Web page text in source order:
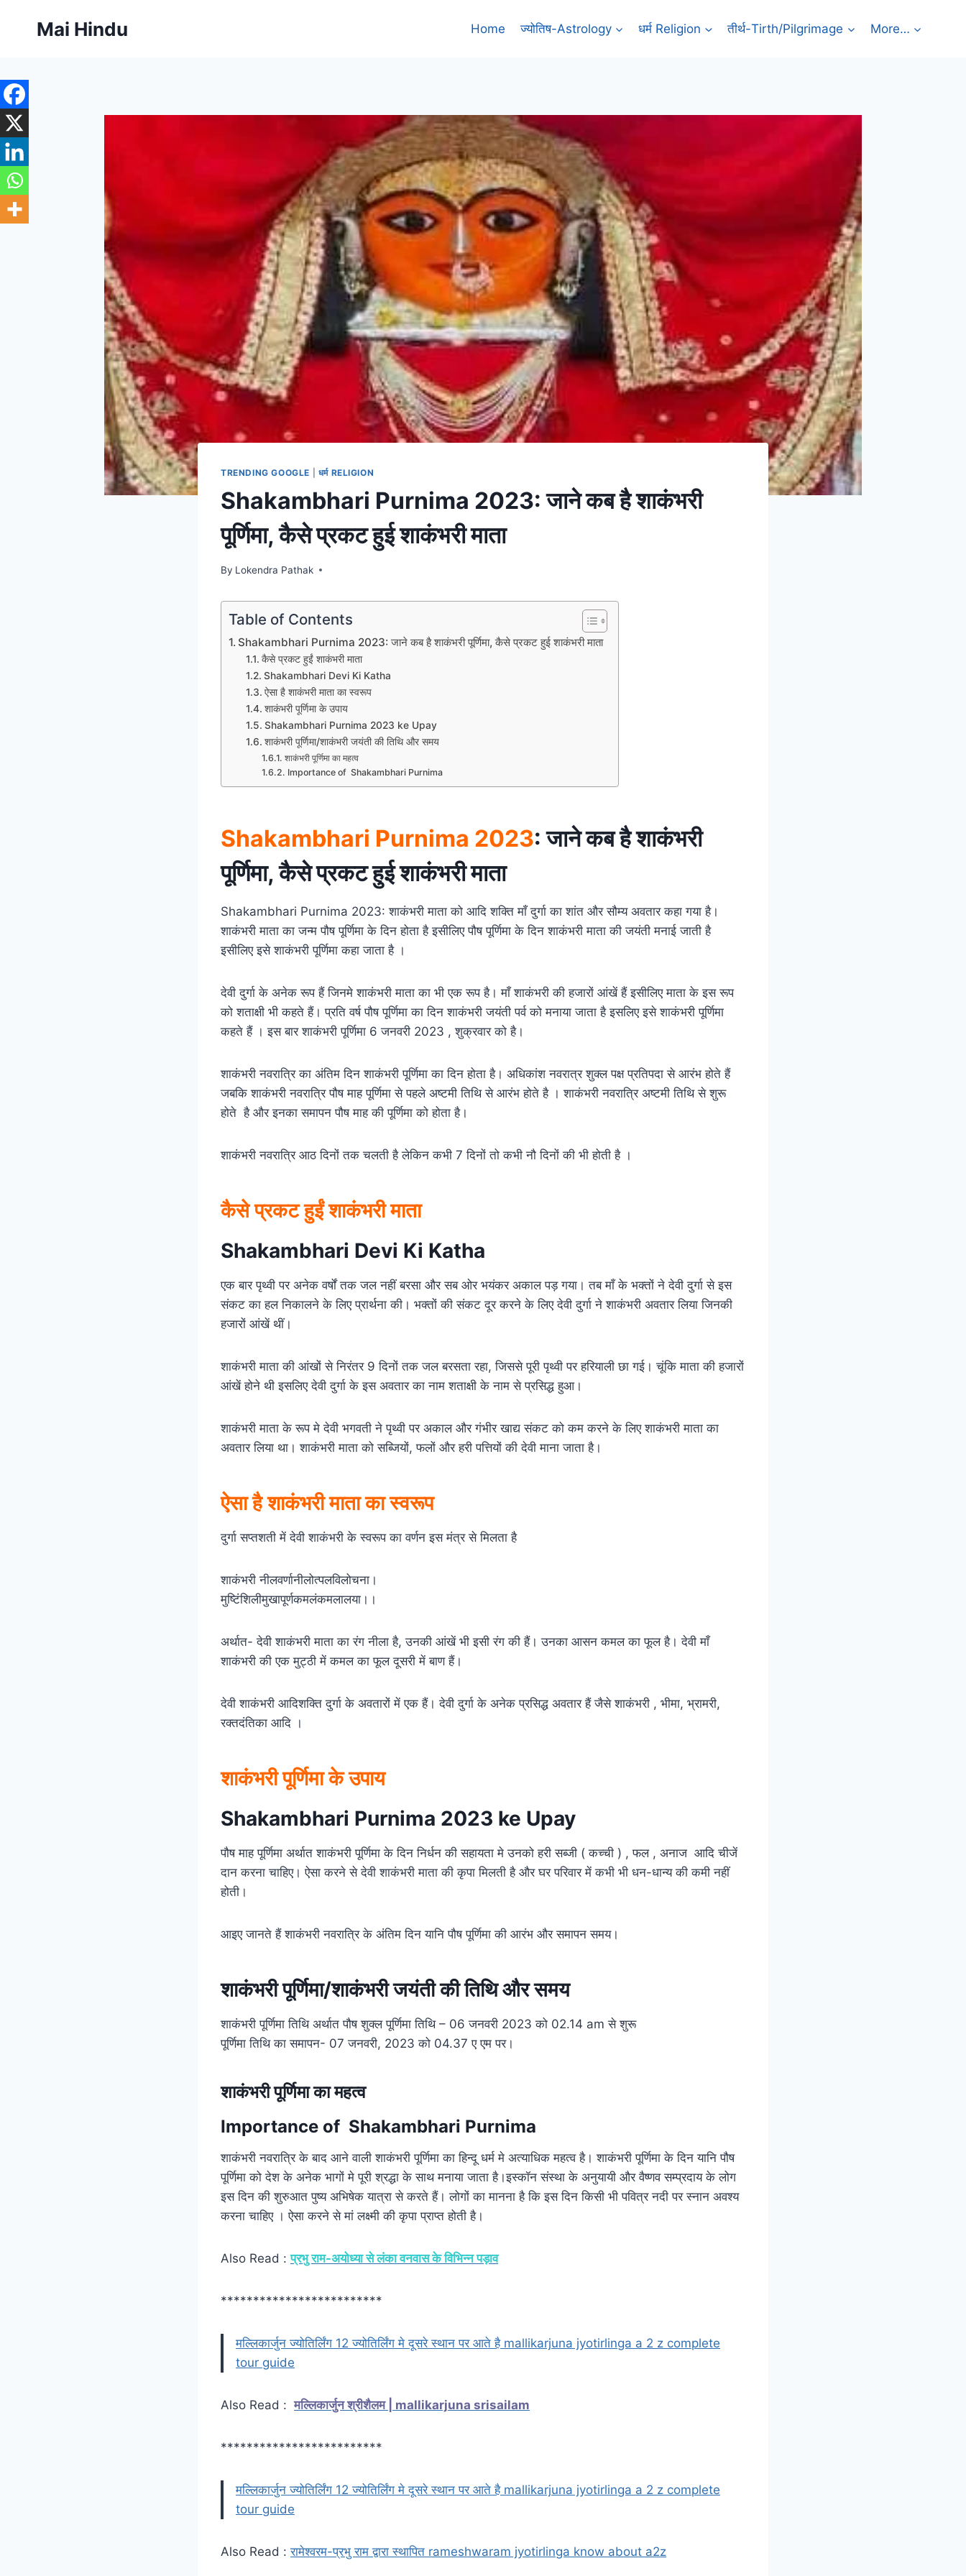
Mai Hindu Home ज्योतिष-Astrology धर्म Religion तीर्थ-Tirth/Pilgrimage More…
TRENDING GOOGLE धर्म RELIGION
Shakambhari Purnima 2023: जाने कब है शाकंभरी
पूर्णिमा, कैसे प्रकट हुई शाकंभरी माता
By Lokendra Pathak
Table of Contents
Shakambhari Purnima 2023: जाने कब है शाकंभरी पूर्णिमा, कैसे प्रकट हुई शाकंभरी माता
कैसे प्रकट हुईं शाकंभरी माता
Shakambhari Devi Ki Katha
ऐसा है शाकंभरी माता का स्वरूप
शाकंभरी पूर्णिमा के उपाय
Shakambhari Purnima 2023 ke Upay
शाकंभरी पूर्णिमा/शाकंभरी जयंती की तिथि और समय
शाकंभरी पूर्णिमा का महत्व
Importance of Shakambhari Purnima
Shakambhari Purnima 2023: जाने कब है शाकंभरी
पूर्णिमा, कैसे प्रकट हुई शाकंभरी माता
Shakambhari Purnima 2023: शाकंभरी माता को आदि शक्ति माँ दुर्गा का शांत और सौम्य अवतार कहा गया है।
शाकंभरी माता का जन्म पौष पूर्णिमा के दिन होता है इसीलिए पौष पूर्णिमा के दिन शाकंभरी माता की जयंती मनाई जाती है
इसीलिए इसे शाकंभरी पूर्णिमा कहा जाता है ।
देवी दुर्गा के अनेक रूप हैं जिनमे शाकंभरी माता का भी एक रूप है। माँ शाकंभरी की हजारों आंखें हैं इसीलिए माता के इस रूप
को शताक्षी भी कहते हैं। प्रति वर्ष पौष पूर्णिमा का दिन शाकंभरी जयंती पर्व को मनाया जाता है इसलिए इसे शाकंभरी पूर्णिमा
कहते हैं । इस बार शाकंभरी पूर्णिमा 6 जनवरी 2023 , शुक्रवार को है।
शाकंभरी नवरात्रि का अंतिम दिन शाकंभरी पूर्णिमा का दिन होता है। अधिकांश नवरात्र शुक्ल पक्ष प्रतिपदा से आरंभ होते हैं
जबकि शाकंभरी नवरात्रि पौष माह पूर्णिमा से पहले अष्टमी तिथि से आरंभ होते है । शाकंभरी नवरात्रि अष्टमी तिथि से शुरू
होते है और इनका समापन पौष माह की पूर्णिमा को होता है।
शाकंभरी नवरात्रि आठ दिनों तक चलती है लेकिन कभी 7 दिनों तो कभी नौ दिनों की भी होती है ।
कैसे प्रकट हुईं शाकंभरी माता
Shakambhari Devi Ki Katha
एक बार पृथ्वी पर अनेक वर्षों तक जल नहीं बरसा और सब ओर भयंकर अकाल पड़ गया। तब माँ के भक्तों ने देवी दुर्गा से इस
संकट का हल निकालने के लिए प्रार्थना की। भक्तों की संकट दूर करने के लिए देवी दुर्गा ने शाकंभरी अवतार लिया जिनकी
हजारों आंखें थीं।
शाकंभरी माता की आंखों से निरंतर 9 दिनों तक जल बरसता रहा, जिससे पूरी पृथ्वी पर हरियाली छा गई। चूंकि माता की हजारों
आंखें होने थी इसलिए देवी दुर्गा के इस अवतार का नाम शताक्षी के नाम से प्रसिद्ध हुआ।
शाकंभरी माता के रूप मे देवी भगवती ने पृथ्वी पर अकाल और गंभीर खाद्य संकट को कम करने के लिए शाकंभरी माता का
अवतार लिया था। शाकंभरी माता को सब्जियों, फलों और हरी पत्तियों की देवी माना जाता है।
ऐसा है शाकंभरी माता का स्वरूप
दुर्गा सप्तशती में देवी शाकंभरी के स्वरूप का वर्णन इस मंत्र से मिलता है
शाकंभरी नीलवर्णानीलोत्पलविलोचना।
मुष्टिंशिलीमुखापूर्णकमलंकमलालया।।
अर्थात- देवी शाकंभरी माता का रंग नीला है, उनकी आंखें भी इसी रंग की हैं। उनका आसन कमल का फूल है। देवी माँ
शाकंभरी की एक मुट्ठी में कमल का फूल दूसरी में बाण हैं।
देवी शाकंभरी आदिशक्ति दुर्गा के अवतारों में एक हैं। देवी दुर्गा के अनेक प्रसिद्ध अवतार हैं जैसे शाकंभरी , भीमा, भ्रामरी,
रक्तदंतिका आदि ।
शाकंभरी पूर्णिमा के उपाय
Shakambhari Purnima 2023 ke Upay
पौष माह पूर्णिमा अर्थात शाकंभरी पूर्णिमा के दिन निर्धन की सहायता मे उनको हरी सब्जी ( कच्ची ) , फल , अनाज आदि चीजें
दान करना चाहिए। ऐसा करने से देवी शाकंभरी माता की कृपा मिलती है और घर परिवार में कभी भी धन-धान्य की कमी नहीं
होती।
आइए जानते हैं शाकंभरी नवरात्रि के अंतिम दिन यानि पौष पूर्णिमा की आरंभ और समापन समय।
शाकंभरी पूर्णिमा/शाकंभरी जयंतीकी तिथि और समय
शाकंभरी पूर्णिमा तिथि अर्थात पौष शुक्ल पूर्णिमा तिथि – 06 जनवरी 2023 को 02.14 am से शुरू
पूर्णिमा तिथि का समापन- 07 जनवरी, 2023 को 04.37 ए एम पर।
शाकंभरी पूर्णिमा का महत्व
Importance of Shakambhari Purnima
शाकंभरी नवरात्रि के बाद आने वाली शाकंभरी पूर्णिमा का हिन्दू धर्म मे अत्याधिक महत्व है। शाकंभरी पूर्णिमा के दिन यानि पौष
पूर्णिमा को देश के अनेक भागों मे पूरी श्रद्धा के साथ मनाया जाता है।इस्कॉन संस्था के अनुयायी और वैष्णव सम्प्रदाय के लोग
इस दिन की शुरुआत पुष्य अभिषेक यात्रा से करते हैं। लोगों का मानना है कि इस दिन किसी भी पवित्र नदी पर स्नान अवश्य
करना चाहिए । ऐसा करने से मां लक्ष्मी की कृपा प्राप्त होती है।
Also Read :प्रभु राम-अयोध्या से लंका वनवास के विभिन्न पड़ाव
*************************
मल्लिकार्जुन ज्योतिर्लिंग 12 ज्योतिर्लिंग मे दूसरे स्थान पर आते है mallikarjuna jyotirlinga a 2 z complete
tour guide
Also Read :मल्लिकार्जुन श्रीशैलम | mallikarjuna srisailam
*************************
मल्लिकार्जुन ज्योतिर्लिंग 12 ज्योतिर्लिंग मे दूसरे स्थान पर आते है mallikarjuna jyotirlinga a 2 z complete
tour guide
Also Read :रामेश्वरम-प्रभु राम द्वारा स्थापित rameshwaram jyotirlinga know about a2z